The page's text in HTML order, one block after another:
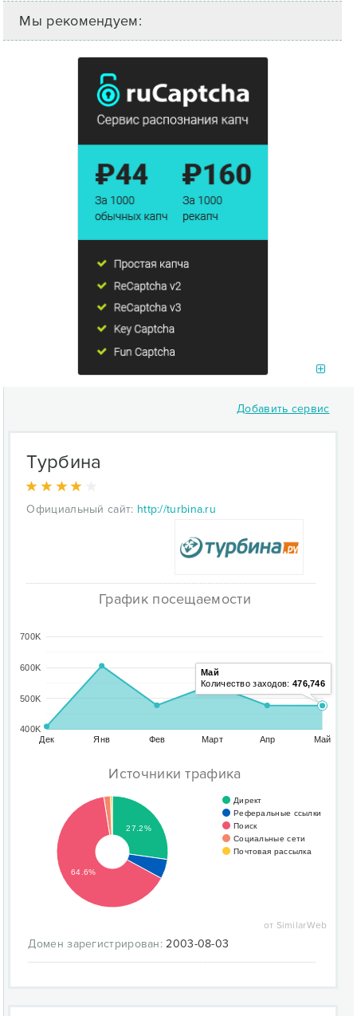
Мы рекомендуем:
Добавить сервис
Турбина
Официальный сайт: http://turbina.ru
График посещаемости
Дек Янв Фев Март Апр Май
400K
500K
600K
700K
Май
Количество заходов: 476,746
Источники трафика
Директ
Реферальные ссылки
Поиск
Социальные сети
Почтовая рассылка
27.2%
64.6%
от SimilarWeb
Домен зарегистрирован: 2003-08-03